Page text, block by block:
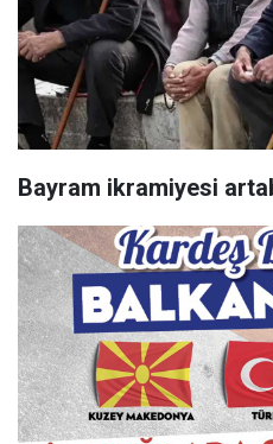
Bayram ikramiyesi